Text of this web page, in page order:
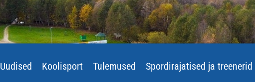
Uudised Koolisport Tulemused Spordirajatised ja treenerid